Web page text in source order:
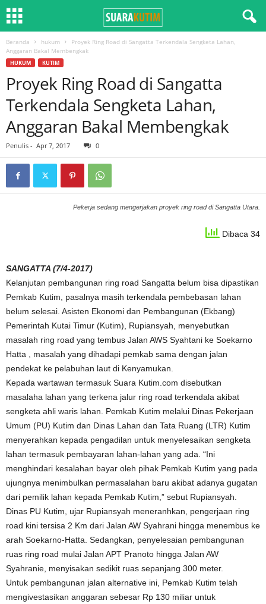
Beranda hukum
Proyek Ring Road di Sangatta Terkendala Sengketa Lahan,
Anggaran Bakal Membengkak
HUKUM KUTIM
Proyek Ring Road di Sangatta
Terkendala Sengketa Lahan,
Anggaran Bakal Membengkak
Penulis - Apr 7, 2017 0
Pekerja sedang mengerjakan proyek ring road di Sangatta Utara.
Dibaca 34
SANGATTA (7/4-2017)
Kelanjutan pembangunan ring road Sangatta belum bisa dipastikan
Pemkab Kutim, pasalnya masih terkendala pembebasan lahan
belum selesai. Asisten Ekonomi dan Pembangunan (Ekbang)
Pemerintah Kutai Timur (Kutim), Rupiansyah, menyebutkan
masalah ring road yang tembus Jalan AWS Syahtani ke Soekarno
Hatta , masalah yang dihadapi pemkab sama dengan jalan
pendekat ke pelabuhan laut di Kenyamukan.
Kepada wartawan termasuk Suara Kutim.com disebutkan
masalaha lahan yang terkena jalur ring road terkendala akibat
sengketa ahli waris lahan. Pemkab Kutim melalui Dinas Pekerjaan
Umum (PU) Kutim dan Dinas Lahan dan Tata Ruang (LTR) Kutim
menyerahkan kepada pengadilan untuk menyelesaikan sengketa
lahan termasuk pembayaran lahan-lahan yang ada. “Ini
menghindari kesalahan bayar oleh pihak Pemkab Kutim yang pada
ujungnya menimbulkan permasalahan baru akibat adanya gugatan
dari pemilik lahan kepada Pemkab Kutim,” sebut Rupiansyah.
Dinas PU Kutim, ujar Rupiansyah meneranhkan, pengerjaan ring
road kini tersisa 2 Km dari Jalan AW Syahrani hingga menembus ke
arah Soekarno-Hatta. Sedangkan, penyelesaian pembangunan
ruas ring road mulai Jalan APT Pranoto hingga Jalan AW
Syahranie, menyisakan sedikit ruas sepanjang 300 meter.
Untuk pembangunan jalan alternative ini, Pemkab Kutim telah
mengivestasikan anggaran sebesar Rp 130 miliar untuk